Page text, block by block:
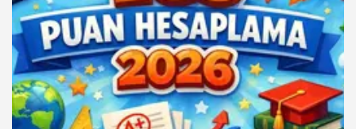
30.06.2026 Yaşam